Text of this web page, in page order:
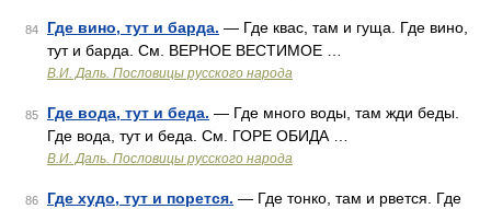
84 Где вино, тут и барда. — Где квас, там и гуща. Где вино,
тут и барда. См. ВЕРНОЕ ВЕСТИМОЕ …
В.И. Даль. Пословицы русского народа
85 Где вода, тут и беда. — Где много воды, там жди беды.
Где вода, тут и беда. См. ГОРЕ ОБИДА …
В.И. Даль. Пословицы русского народа
86 Где худо, тут и порется. — Где тонко, там и рвется. Где